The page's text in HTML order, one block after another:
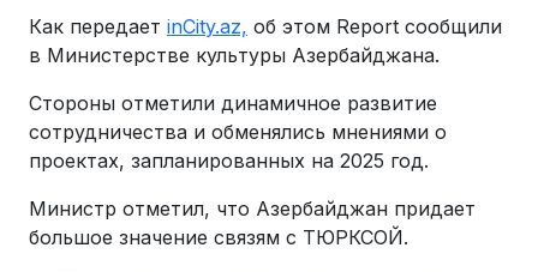
Как передает inCity.az, об этом Report сообщили
в Министерстве культуры Азербайджана.
Стороны отметили динамичное развитие
сотрудничества и обменялись мнениями о
проектах, запланированных на 2025 год.
Министр отметил, что Азербайджан придает
большое значение связям с ТЮРКСОЙ.